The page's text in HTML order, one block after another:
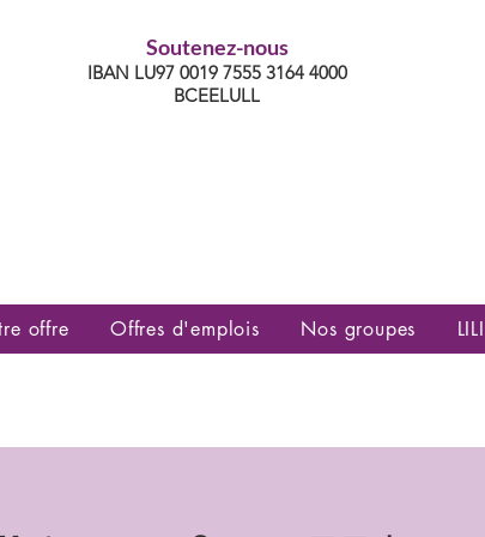
Soutenez-nous
IBAN LU97 0019 7555 3164 4000
BCEELULL
offre Offres d'emplois Nos groupes LILI